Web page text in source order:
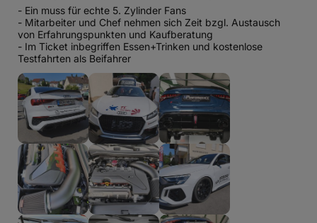
- Ein muss für echte 5. Zylinder Fans
- Mitarbeiter und Chef nehmen sich Zeit bzgl. Austausch
von Erfahrungspunkten und Kaufberatung
- Im Ticket inbegriffen Essen+Trinken und kostenlose
Testfahrten als Beifahrer